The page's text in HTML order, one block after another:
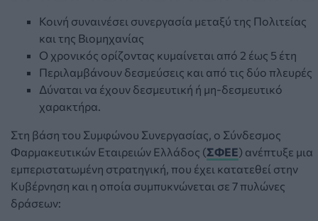
Κοινή συναινέσει συνεργασία μεταξύ της Πολιτείας
και της Βιομηχανίας
Ο χρονικός ορίζοντας κυμαίνεται από 2 έως 5 έτη
Περιλαμβάνουν δεσμεύσεις και από τις δύο πλευρές
Δύναται να έχουν δεσμευτική ή μη-δεσμευτικό
χαρακτήρα.
Στη βάση του Συμφώνου Συνεργασίας, ο Σύνδεσμος
Φαρμακευτικών Εταιρειών Ελλάδος (ΣΦΕΕ) ανέπτυξε μια
εμπεριστατωμένη στρατηγική, που έχει κατατεθεί στην
Κυβέρνηση και η οποία συμπυκνώνεται σε 7 πυλώνες
δράσεων: